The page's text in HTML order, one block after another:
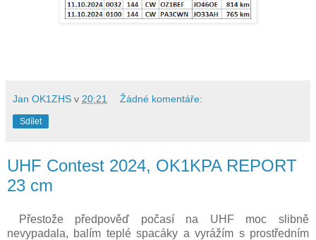
Jan OK1ZHS v 20:21 Žádné komentáře:
Sdílet
UHF Contest 2024, OK1KPA REPORT
23 cm
Přestože předpověď počasí na UHF moc slibně
nevypadala, balím teplé spacáky a vyrážím s prostředním